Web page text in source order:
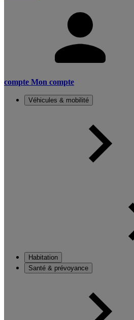
compte Mon compte
Véhicules & mobilité
Habitation
Santé & prévoyance